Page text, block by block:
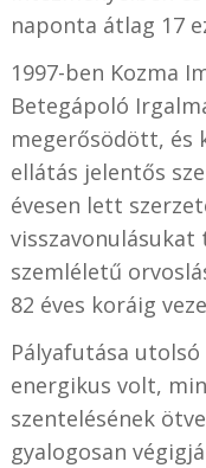
naponta átlag 17
1997-ben Kozma
Betegápoló
megerősödött, és
ellátás jelentős
évesen lett
visszavonulásukat
szemléletű
82 éves koráig
Pályafutása
energikus volt,
szentelésének
gyalogosan